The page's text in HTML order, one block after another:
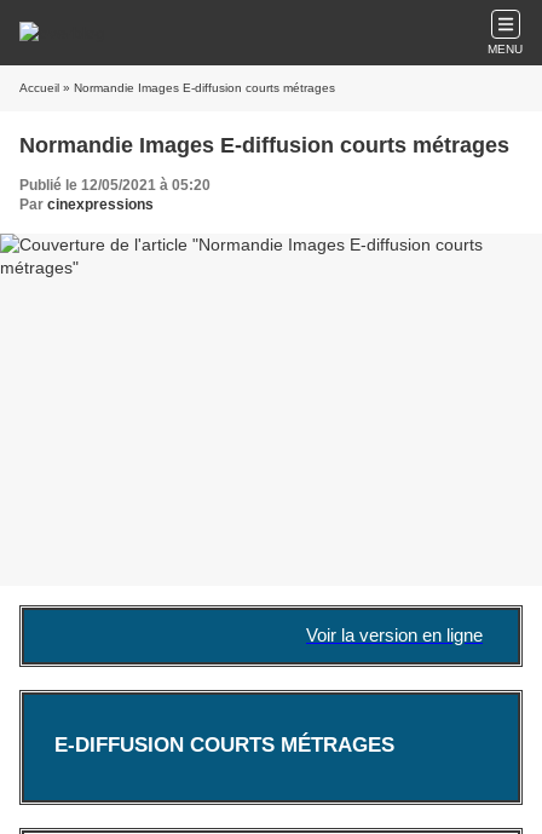
MENU
Accueil » Normandie Images E-diffusion courts métrages
Normandie Images E-diffusion courts métrages
Publié le 12/05/2021 à 05:20
Par cinexpressions
Voir la version en ligne
E-DIFFUSION COURTS MÉTRAGES